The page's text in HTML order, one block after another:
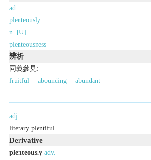
ad.
plenteously
n. [U]
plenteousness
辨析
同義參見:
fruitful
abounding
abundant
adj.
literaryplentiful.
Derivative
plenteously adv.